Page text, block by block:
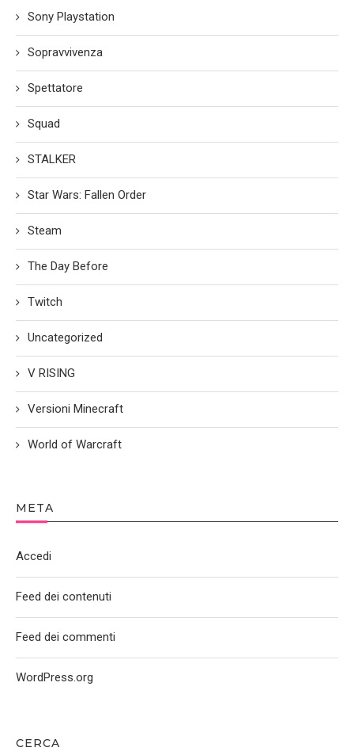
CERCA
Sony Playstation
Sopravvivenza
Spettatore
Squad
STALKER
Star Wars: Fallen Order
Steam
The Day Before
Twitch
Uncategorized
V RISING
Versioni Minecraft
World of Warcraft
META
Accedi
Feed dei contenuti
Feed dei commenti
WordPress.org